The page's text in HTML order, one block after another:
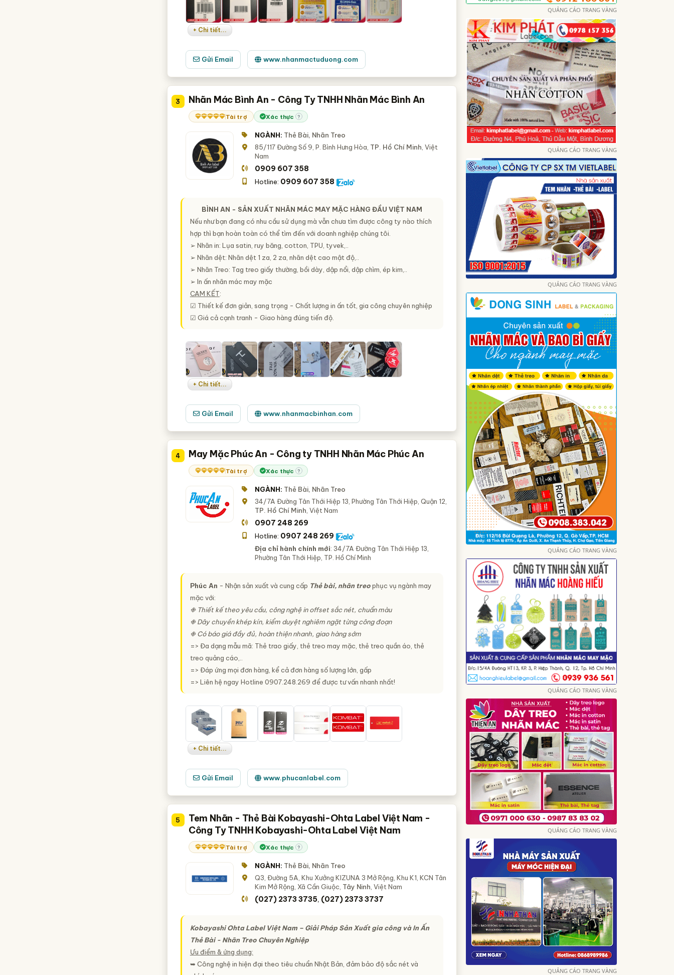
+ Chi tiết...
Gửi Email www.nhanmactuduong.com
3 Nhãn Mác Bình An - Công Ty TNHH Nhãn Mác Bình An
Tài trợ Xác thực ?
NGÀNH: Thẻ Bài, Nhãn Treo
85/117 Đường Số 9, P. Bình Hưng Hòa, TP. Hồ Chí Minh , Việt
Nam
0909 607 358
Hotline: 0909 607 358
BÌNH AN - SẢN XUẤT NHÃN MÁC MAY MẶC HÀNG ĐẦU VIỆT NAM
Nếu như bạn đang có nhu cầu sử dụng mà vẫn chưa tìm được công ty nào thích
hợp thì bạn hoàn toàn có thể tìm đến với doanh nghiệp chúng tôi.
➢ Nhãn in: Lụa satin, ruy băng, cotton, TPU, tyvek,..
➢ Nhãn dệt: Nhãn dệt 1 za, 2 za, nhãn dệt cao mật độ,..
➢ Nhãn Treo: Tag treo giấy thường, bồi dày, dập nổi, dập chìm, ép kim,..
➢ In ấn nhãn mác may mặc
CAM KẾT:
☑ Thiết kế đơn giản, sang trọng - Chất lượng in ấn tốt, gia công chuyên nghiệp
☑ Giá cả cạnh tranh - Giao hàng đúng tiến độ.
+ Chi tiết...
Gửi Email www.nhanmacbinhan.com
4 May Mặc Phúc An - Công ty TNHH Nhãn Mác Phúc An
Tài trợ Xác thực ?
NGÀNH: Thẻ Bài, Nhãn Treo
34/7A Đường Tân Thới Hiệp 13, Phường Tân Thới Hiệp, Quận 12,
TP. Hồ Chí Minh , Việt Nam
0907 248 269
Hotline: 0907 248 269
Địa chỉ hành chính mới: 34/7A Đường Tân Thới Hiệp 13,
Phường Tân Thới Hiệp, TP. Hồ Chí Minh
Phúc An - Nhận sản xuất và cung cấp Thẻ bài, nhãn treophục vụ ngành may
mặc với:
❉ Thiết kế theo yêu cầu, công nghệ in offset sắc nét, chuẩn màu
❉ Dây chuyền khép kín, kiểm duyệt nghiêm ngặt từng công đoạn
❉ Có báo giá đầy đủ, hoàn thiện nhanh, giao hàng sớm
=> Đa dạng mẫu mã: Thẻ trao giấy, thẻ treo may mặc, thẻ treo quần áo, thẻ
treo quảng cáo,..
=> Đáp ứng mọi đơn hàng, kể cả đơn hàng số lượng lớn, gấp
=> Liên hệ ngay Hotline 0907.248.269 để được tư vấn nhanh nhất!
+ Chi tiết...
Gửi Email www.phucanlabel.com
5
Tem Nhãn - Thẻ Bài Kobayashi-Ohta Label Việt Nam -
Công Ty TNHH Kobayashi-Ohta Label Việt Nam
Tài trợ Xác thực ?
NGÀNH: Thẻ Bài, Nhãn Treo
Q3, Đường 5A, Khu Xưởng KIZUNA 3 Mở Rộng, Khu K1, KCN Tân
Kim Mở Rộng, Xã Cần Giuộc, Tây Ninh , Việt Nam
(027) 2373 3735, (027) 2373 3737
Kobayashi Ohta Label Việt Nam – Giải Pháp Sản Xuất gia công và In Ấn
Thẻ Bài - Nhãn Treo Chuyên Nghiệp
Ưu điểm & ứng dụng:
➥ Công nghệ in hiện đại theo tiêu chuẩn Nhật Bản, đảm bảo độ sắc nét và
QUẢNG CÁO TRANG VÀNG
QUẢNG CÁO TRANG VÀNG
QUẢNG CÁO TRANG VÀNG
QUẢNG CÁO TRANG VÀNG
QUẢNG CÁO TRANG VÀNG
QUẢNG CÁO TRANG VÀNG
QUẢNG CÁO TRANG VÀNG